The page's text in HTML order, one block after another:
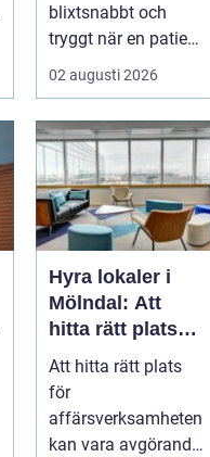
blixtsnabbt och
tryggt när en patient
drabbas...
02 augusti 2026
Hyra lokaler i
Mölndal: Att
hitta rätt plats
för
affärsverksamhe
ten
Att hitta rätt plats
för
affärsverksamheten
kan vara avgörande